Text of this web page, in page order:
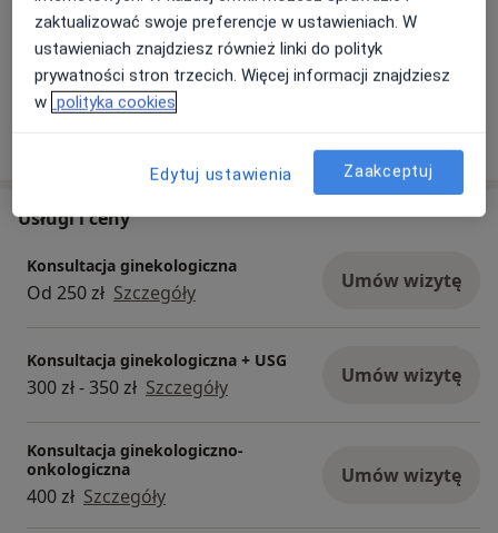
Zobacz galerię (1)
o doświadczeniu
Usługi i ceny
Konsultacja ginekologiczna
Od 250 zł Szczegóły Umów wizytę
Konsultacja ginekologiczna + USG
300 zł - 350 zł Szczegóły Umów wizytę
Konsultacja ginekologiczno-
onkologiczna
400 zł Szczegóły
Umów wizytę
zaktualizować swoje preferencje w ustawieniach. W
ustawieniach znajdziesz również linki do polityk
prywatności stron trzecich. Więcej informacji znajdziesz
w polityka cookies
Edytuj ustawienia Zaakceptuj